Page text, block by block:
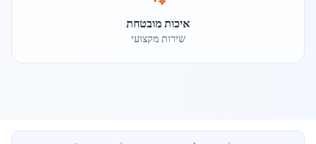
איכות מובטחת
שירות מקצועי